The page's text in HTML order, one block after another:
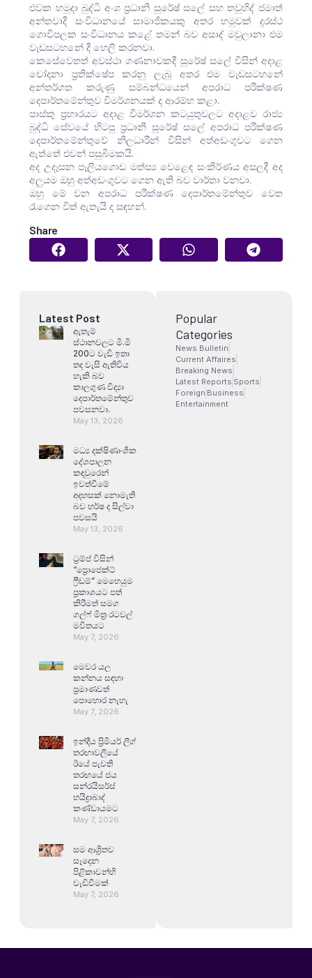
එවක හමුදා බුද්ධි අංශ ප්‍රධානි සුරේෂ් සලේ සහ තවුහිද් ජමාත්
අන්තවාදී සංවිධානයේ සාමාජිකයකු අතර හමුවක් දුරස්ථ
ගොවිපලක සංවිධානය කළේ තමන් බව අසාද් මවුලානා එම
වැඩසටහනේ දී හෙලි කරනවා.
කෙසේවෙතත් අවස්ථා ගණනාවකදී සුරේෂ් සලේ විසින් අදාළ
චෝදනා ප්‍රතික්ෂේප කරනු ලැබූ අතර එම වැඩසටහනේ
අන්තර්ගත කරුණු සම්බන්ධයෙන් අපරාධ පරීක්ෂණ
දෙපාර්තමේන්තුව විමර්ශනයක් ද ආරම්භ කළා.
පාස්කු ප්‍රහාරයට අදාළ විමර්ශන කටයුතුවලට අදාළව රාජ්‍ය
බුද්ධි සේවයේ හිටපු ප්‍රධානී සුරේෂ් සලේ ‍අපරාධ පරීක්ෂණ
දෙපාර්තමේන්තුවේ නිලධාරීන් විසින් අත්අඩංගුවට ගෙන
ඇත්තේ එවන් පසුබිමකයි.
අද උදෑසන පෑලියගොඩ මත්ස්‍ය වෙළෙඳ සංකීර්ණය අසලදී අද
අලුයම ඔහු අත්අඩංගුවට ගෙන ඇති බව වාර්තා වනවා.
ඔහු මේ වන අපරාධ පරීක්ෂණ දෙපාර්තමේන්තුව වෙත
රැගෙන විත් ඇතැයි ද සඳහන්.
Share
Latest Post
ඇතැම්
ස්ථානවලට මි.මි
200ට වැඩි ඉතා
තද වැසි ඇතිවිය
හැකි බව
කාලගුණ විද්‍යා
දෙපාර්තමේන්තුව
පවසනවා.
May 13, 2026
මධ්‍ය දක්ෂිණාංශික
දේශපාලන
කඳවුරෙන්
ඉවත්වීමේ
අදහසක් නොමැති
බව හර්ෂ ද සිල්වා
පවසයි
May 13, 2026
ට්‍රම්ප් විසින්
“ප්‍රොජෙක්ට්
ෆ්‍රීඩම්” මෙහෙයුම
ප්‍රකාශයට පත්
කිරීමත් සමග
ගල්ෆ් මිත්‍ර රටවල්
මවිතයට
May 7, 2026
මෙවර යල
කන්නය සඳහා
ප්‍රමාණවත්
පොහොර නැහැ
May 7, 2026
ඉන්දීය ප්‍රිමියර් ලීග්
තරඟාවලියේ
ඊයේ පැවති
තරඟයේ ජය
සන්රයිසර්ස්
හයිද්‍රාබාද්
කණ්ඩායමට
May 7, 2026
සම ආශ්‍රිතව
සෑදෙන
පිළිකාවන්හි
වැඩිවීමක්
May 7, 2026
Popular
Categories
News Bulletin
Current Affaires
Breaking News
Latest Reports Sports
Foreign Business
Entertainment